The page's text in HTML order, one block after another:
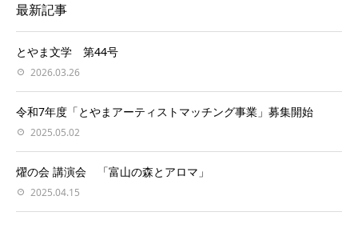
最新記事
とやま文学 第44号
2026.03.26
令和7年度「とやまアーティストマッチング事業」募集開始
2025.05.02
燿の会 講演会 「富山の森とアロマ」
2025.04.15